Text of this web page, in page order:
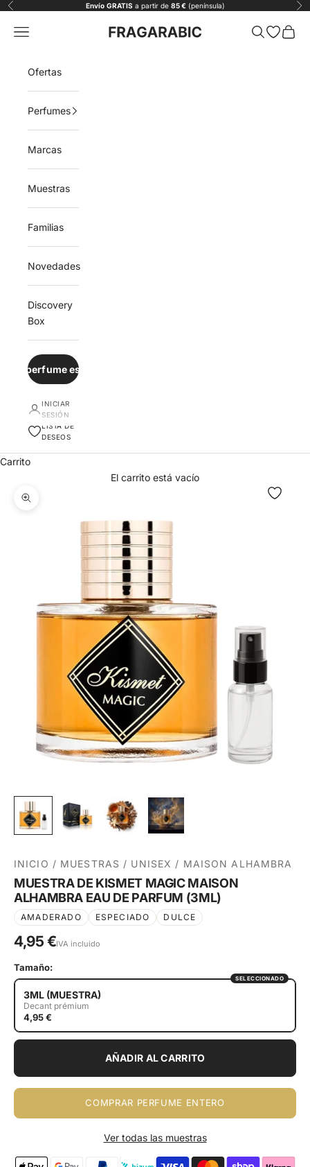
Ir al contenido
Anterior Envío GRATIS a partir de 85 €(península)
Fragarabic
Menú Buscar
AbrirCarrito
Ofertas
Perfumes
Marcas
Muestras
Familias
Novedades
Discovery
Box
perfume es para ti?
INICIAR
SESIÓN
LISTA DE
DESEOS
Carrito
El carrito está vacío
Zoom
INICIO / MUESTRAS / UNISEX / MAISON ALHAMBRA
MUESTRA DE KISMET MAGIC MAISON
ALHAMBRA EAU DE PARFUM (3ML)
AMADERADO ESPECIADO DULCE
4,95 €IVA incluido
Tamaño:
SELECCIONADO
3ML (MUESTRA)
Decant prémium
4,95 €
AÑADIR AL CARRITO
COMPRAR PERFUME ENTERO
Ver todas las muestras